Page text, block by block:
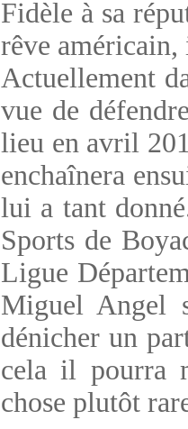
Fidèle à sa
rêve américain,
Actuellement
vue de
lieu en avril
enchaînera
lui a tant
Sports de
Ligue
Miguel Angel
dénicher un
cela il pourra
chose plutôt